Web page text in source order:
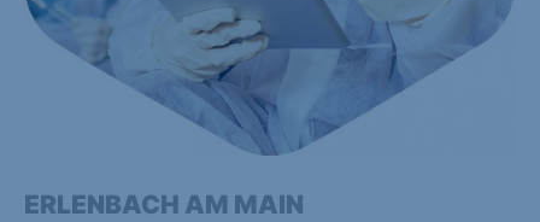
ERLENBACH AM MAIN